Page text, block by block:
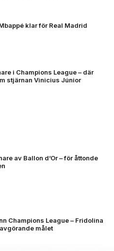
klar för Real Madrid
i Champions League – där
stjärnan Vinicius Júnior
av Ballon d’Or – för åttonde
Champions League – Fridolina
målet